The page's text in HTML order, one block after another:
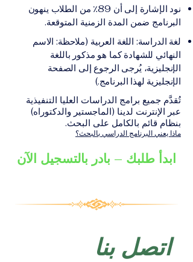
الإلكترونيقد يُطلب تقديم
مستندات إضافية حسب
البرنامج والمؤسسة التعليمية
الأكاديمية المناسبة للبرنامج،
والتي تصدر عن المؤسسة
التعليمية المسؤولة عن تقديم
البرنامج ضمن شبكة VBNN
Smart Education Group.
نود الإشارة إلى أن 89٪ من الطلاب ينهون
البرنامج ضمن المدة الزمنية المتوقعة.
لغة الدراسة: اللغة العربية (ملاحظة: الاسم
النهائي للشهادة كما هو مذكور باللغة
الإنجليزية، يُرجى الرجوع إلى الصفحة
الإنجليزية لهذا البرنامج.)
تُقدَّم جميع برامج الدراسات العليا التنفيذية
عبر الإنترنت لدينا (الماجستير والدكتوراه)
بنظام قائم بالكامل على البحث.
ماذا يعني البرنامج الدراسي بالبحث؟
ابدأ طلبك – بادر بالتسجيل الآن
اتصل بنا